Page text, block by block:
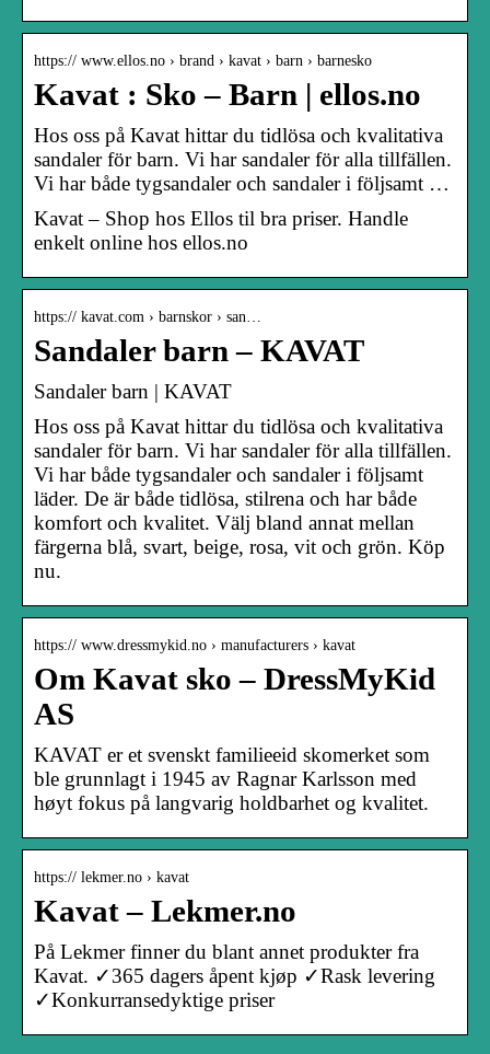
https:// www.ellos.no › brand › kavat › barn › barnesko
Kavat : Sko – Barn | ellos.no
Hos oss på Kavat hittar du tidlösa och kvalitativa
sandaler för barn. Vi har sandaler för alla tillfällen.
Vi har både tygsandaler och sandaler i följsamt …
Kavat – Shop hos Ellos til bra priser. Handle
enkelt online hos ellos.no
https:// kavat.com › barnskor › san…
Sandaler barn – KAVAT
Sandaler barn | KAVAT
Hos oss på Kavat hittar du tidlösa och kvalitativa
sandaler för barn. Vi har sandaler för alla tillfällen.
Vi har både tygsandaler och sandaler i följsamt
läder. De är både tidlösa, stilrena och har både
komfort och kvalitet. Välj bland annat mellan
färgerna blå, svart, beige, rosa, vit och grön. Köp
nu.
https:// www.dressmykid.no › manufacturers › kavat
Om Kavat sko – DressMyKid
AS
KAVAT er et svenskt familieeid skomerket som
ble grunnlagt i 1945 av Ragnar Karlsson med
høyt fokus på langvarig holdbarhet og kvalitet.
https:// lekmer.no › kavat
Kavat – Lekmer.no
På Lekmer finner du blant annet produkter fra
Kavat. ✓365 dagers åpent kjøp ✓Rask levering
✓Konkurransedyktige priser